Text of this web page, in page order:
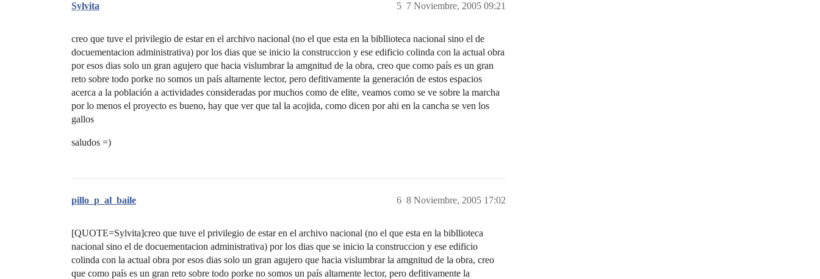
Sylvita 7 Noviembre, 2005 09:21
5
creo que tuve el privilegio de estar en el archivo nacional (no el que esta en la bibllioteca nacional sino el de
docuementacion administrativa) por los dias que se inicio la construccion y ese edificio colinda con la actual obra
por esos dias solo un gran agujero que hacia vislumbrar la amgnitud de la obra, creo que como país es un gran
reto sobre todo porke no somos un país altamente lector, pero defitivamente la generación de estos espacios
acerca a la población a actividades consideradas por muchos como de elite, veamos como se ve sobre la marcha
por lo menos el proyecto es bueno, hay que ver que tal la acojida, como dicen por ahi en la cancha se ven los
gallos
saludos =)
pillo_p_al_baile 8 Noviembre, 2005 17:02
6
[QUOTE=Sylvita]creo que tuve el privilegio de estar en el archivo nacional (no el que esta en la bibllioteca
nacional sino el de docuementacion administrativa) por los dias que se inicio la construccion y ese edificio
colinda con la actual obra por esos dias solo un gran agujero que hacia vislumbrar la amgnitud de la obra, creo
que como país es un gran reto sobre todo porke no somos un país altamente lector, pero defitivamente la